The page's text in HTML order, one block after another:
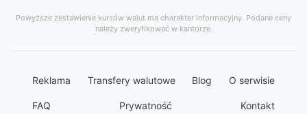
Powyższe zestawienie kursów walut ma charakter informacyjny. Podane ceny
należy zweryfikować w kantorze.
Reklama Transfery walutowe Blog O serwisie
FAQ Prywatność Kontakt